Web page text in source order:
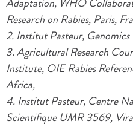
Adaptation, WHO
Research on Rabies, Paris,
2. Institut Pasteur,
3. Agricultural Research
Institute, OIE Rabies
Africa,
4. Institut Pasteur, Centre
Scientifique UMR 3569,